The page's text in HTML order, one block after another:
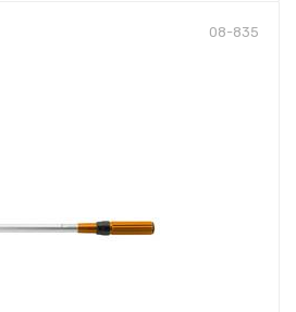
08-835